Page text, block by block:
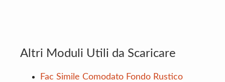
Altri Moduli Utili da Scaricare
Fac Simile Comodato Fondo Rustico